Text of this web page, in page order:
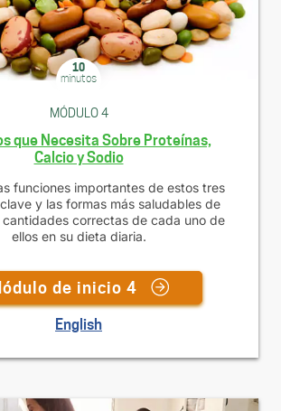
10
minutos
MÓDULO 4
que Necesita Sobre Proteínas,
Calcio y Sodio
funciones importantes de estos tres
y las formas más saludables de
correctas de cada uno de
ellos en su dieta diaria.
de inicio 4
English